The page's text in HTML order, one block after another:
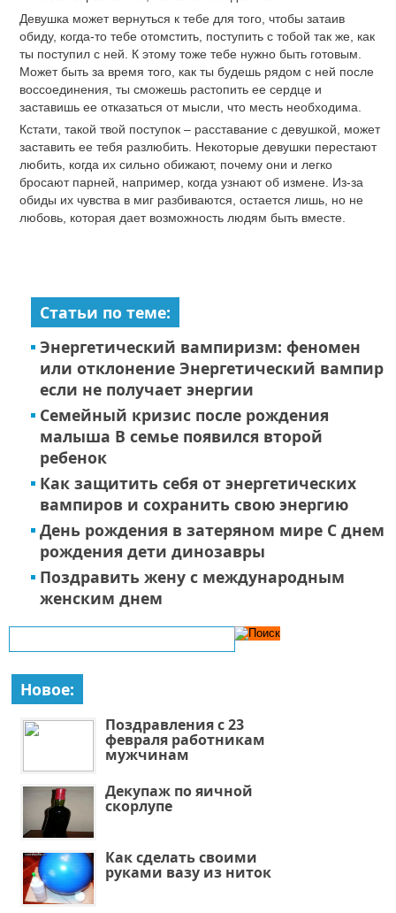
Девушка может вернуться к тебе для того, чтобы затаив
обиду, когда-то тебе отомстить, поступить с тобой так же, как
ты поступил с ней. К этому тоже тебе нужно быть готовым.
Может быть за время того, как ты будешь рядом с ней после
воссоединения, ты сможешь растопить ее сердце и
заставишь ее отказаться от мысли, что месть необходима.
Кстати, такой твой поступок – расставание с девушкой, может
заставить ее тебя разлюбить. Некоторые девушки перестают
любить, когда их сильно обижают, почему они и легко
бросают парней, например, когда узнают об измене. Из-за
обиды их чувства в миг разбиваются, остается лишь, но не
любовь, которая дает возможность людям быть вместе.
Статьи по теме:
Энергетический вампиризм: феномен
или отклонение Энергетический вампир
если не получает энергии
Семейный кризис после рождения
малыша В семье появился второй
ребенок
Как защитить себя от энергетических
вампиров и сохранить свою энергию
День рождения в затеряном мире С днем
рождения дети динозавры
Поздравить жену с международным
женским днем
Новое:
Поздравления с 23
февраля работникам
мужчинам
Декупаж по яичной
скорлупе
Как сделать своими
руками вазу из ниток